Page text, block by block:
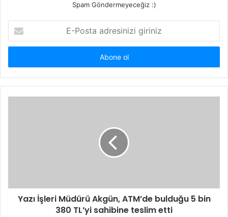
Spam Göndermeyeceğiz :)
Posta
adresinizi
Yazı İşleri Müdürü Akgün, ATM’de bulduğu 5 bin
380 TL’yi sahibine teslim etti